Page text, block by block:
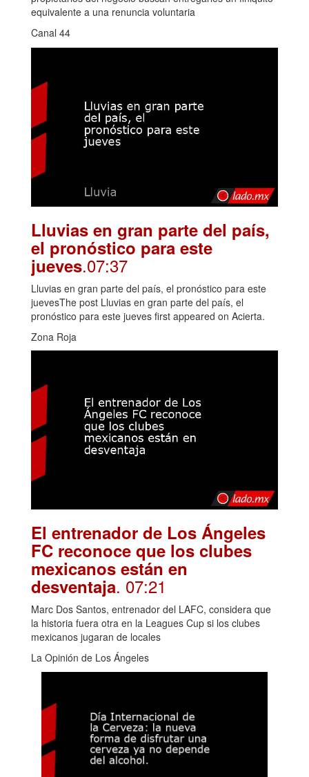
equivalente a una renuncia voluntaria
Canal 44
Lluvias en gran parte del país,
el pronóstico para este
jueves.07:37
Lluvias en gran parte del país, el pronóstico para este
juevesThe post Lluvias en gran parte del país, el
pronóstico para este jueves first appeared on Acierta.
Zona Roja
El entrenador de Los Ángeles
FC reconoce que los clubes
mexicanos están en
desventaja. 07:21
Marc Dos Santos, entrenador del LAFC, considera que
la historia fuera otra en la Leagues Cup si los clubes
mexicanos jugaran de locales
La Opinión de Los Ángeles